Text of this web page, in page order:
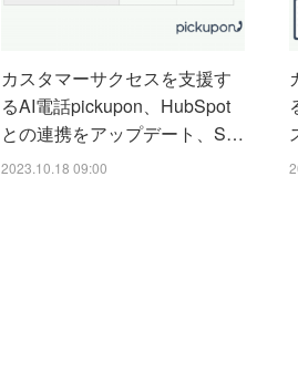
カスタマーサクセスを支援す
るAI電話pickupon、HubSpot
との連携をアップデート、S…
2023.10.18 09:00